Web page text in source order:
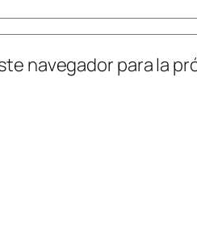
navegador para la